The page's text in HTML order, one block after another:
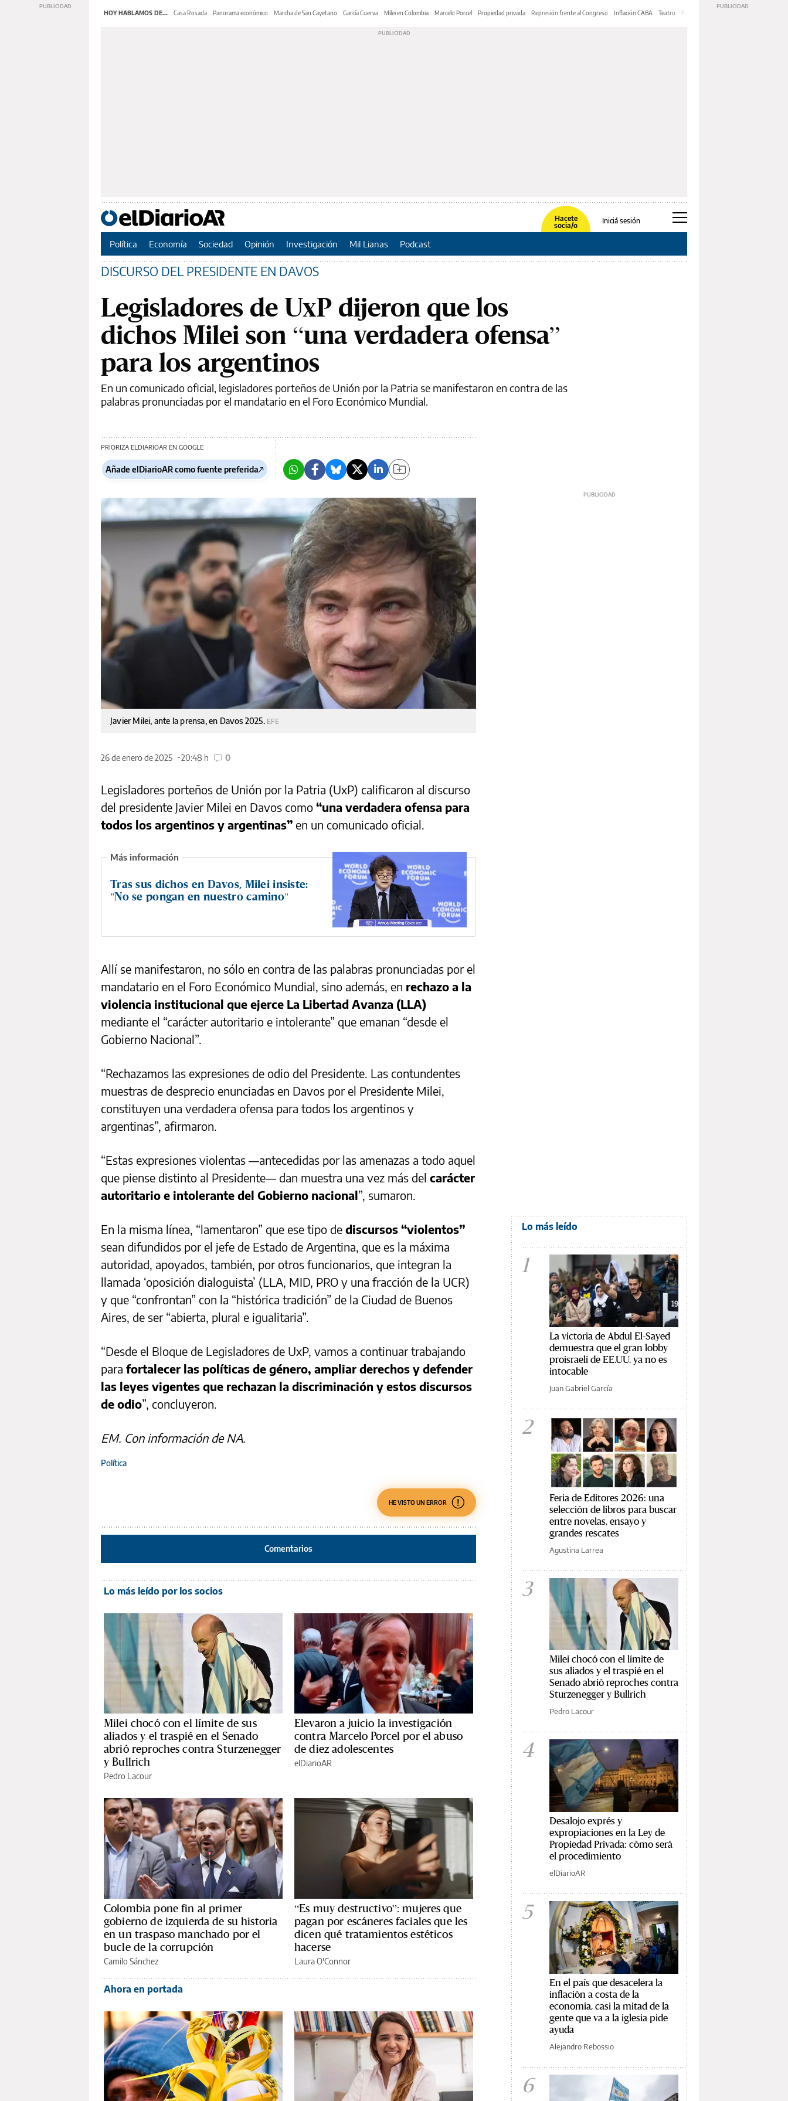
HOY HABLAMOS DE... Casa Rosada Panorama económico Marcha de San Cayetano García Cuerva Milei en Colombia Marcelo Porcel Propiedad privada Represión frente al Congreso Inflación CABA Teatro Feria de Editores
Hacete
socia/o
Iniciá sesión
Política Economía Sociedad Opinión Investigación Mil Lianas Podcast
DISCURSO DEL PRESIDENTE EN DAVOS
Legisladores de UxP dijeron que los
dichos Milei son “una verdadera ofensa”
para los argentinos
En un comunicado oficial, legisladores porteños de Unión por la Patria se manifestaron en contra de las
palabras pronunciadas por el mandatario en el Foro Económico Mundial.
PRIORIZA ELDIARIOAR EN GOOGLE
Añade elDiarioAR como fuente preferida
Javier Milei, ante la prensa, en Davos 2025. EFE
26 de enero de 2025 20:48 h 0
Legisladores porteños de Unión por la Patria (UxP) calificaron al discurso
del presidente Javier Milei en Davos como “una verdadera ofensa para
todos los argentinos y argentinas” en un comunicado oficial.
Tras sus dichos en Davos, Milei insiste:
"No se pongan en nuestro camino"
Allí se manifestaron, no sólo en contra de las palabras pronunciadas por el
mandatario en el Foro Económico Mundial, sino además, en rechazo a la
violencia institucional que ejerce La Libertad Avanza (LLA)
mediante el “carácter autoritario e intolerante” que emanan “desde el
Gobierno Nacional”.
“Rechazamos las expresiones de odio del Presidente. Las contundentes
muestras de desprecio enunciadas en Davos por el Presidente Milei,
constituyen una verdadera ofensa para todos los argentinos y
argentinas”, afirmaron.
“Estas expresiones violentas —antecedidas por las amenazas a todo aquel
que piense distinto al Presidente— dan muestra una vez más del carácter
autoritario e intolerante del Gobierno nacional”, sumaron.
En la misma línea, “lamentaron” que ese tipo de discursos “violentos”
sean difundidos por el jefe de Estado de Argentina, que es la máxima
autoridad, apoyados, también, por otros funcionarios, que integran la
llamada ‘oposición dialoguista’ (LLA, MID, PRO y una fracción de la UCR)
y que “confrontan” con la “histórica tradición” de la Ciudad de Buenos
Aires, de ser “abierta, plural e igualitaria”.
“Desde el Bloque de Legisladores de UxP, vamos a continuar trabajando
para fortalecer las políticas de género, ampliar derechos y defender
las leyes vigentes que rechazan la discriminación y estos discursos
de odio”, concluyeron.
EM. Con información de NA.
Política
HE VISTO UN ERROR
Comentarios
Lo más leído por los socios
Milei chocó con el límite de sus
aliados y el traspié en el Senado
abrió reproches contra Sturzenegger
y Bullrich
Pedro Lacour
Elevaron a juicio la investigación
contra Marcelo Porcel por el abuso
de diez adolescentes
elDiarioAR
Colombia pone fin al primer
gobierno de izquierda de su historia
en un traspaso manchado por el
bucle de la corrupción
Camilo Sánchez
“Es muy destructivo”: mujeres que
pagan por escáneres faciales que les
dicen qué tratamientos estéticos
hacerse
Laura O'Connor
Ahora en portada
Lo más leído
1
La victoria de Abdul El-Sayed
demuestra que el gran lobby
proisraelí de EE.UU. ya no es
intocable
Juan Gabriel García
2
Feria de Editores 2026: una
selección de libros para buscar
entre novelas, ensayo y
grandes rescates
Agustina Larrea
3
Milei chocó con el límite de
sus aliados y el traspié en el
Senado abrió reproches contra
Sturzenegger y Bullrich
Pedro Lacour
4
Desalojo exprés y
expropiaciones en la Ley de
Propiedad Privada: cómo será
el procedimiento
elDiarioAR
5
En el país que desacelera la
inflación a costa de la
economía, casi la mitad de la
gente que va a la iglesia pide
ayuda
Alejandro Rebossio
6